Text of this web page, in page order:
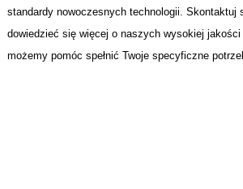
standardy nowoczesnych technologii. Skontaktuj
dowiedzieć się więcej o naszych wysokiej
możemy pomóc spełnić Twoje specyficzne